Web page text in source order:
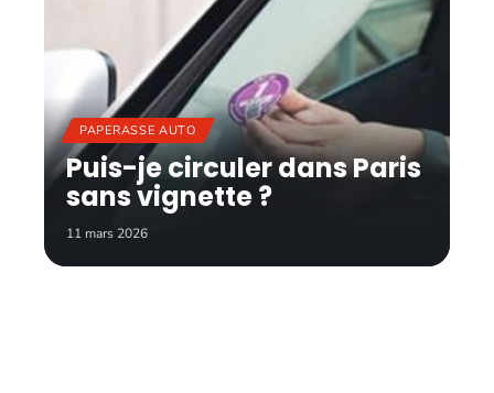
PAPERASSE AUTO
Puis-je circuler dans Paris
sans vignette ?
11 mars 2026